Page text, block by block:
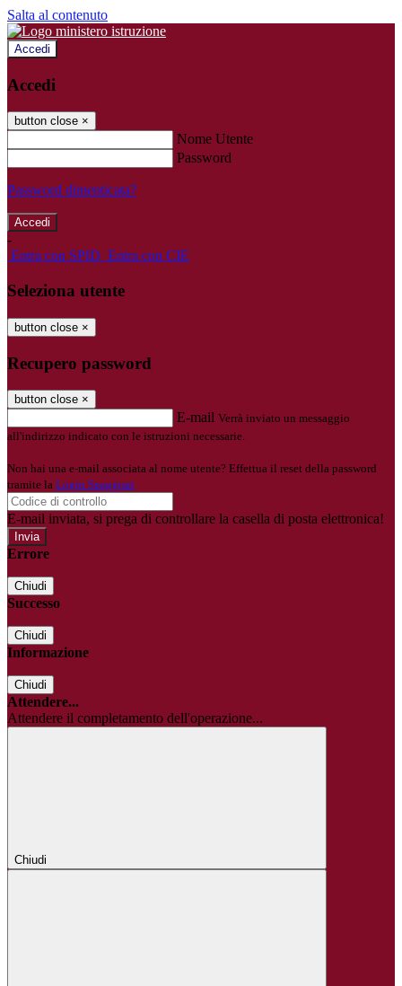
Salta al contenuto
Accedi
Accedi
button close ×
Nome Utente
Password
Password dimenticata?
-
Entra con SPID Entra con CIE
Seleziona utente
button close ×
Recupero password
button close ×
E-mail Verrà inviato un messaggio
all'indirizzo indicato con le istruzioni necessarie.
Non hai una e-mail associata al nome utente? Effettua il reset della password
tramite la Login Spaggiari
E-mail inviata, si prega di controllare la casella di posta elettronica!
Errore
Chiudi
Successo
Chiudi
Informazione
Chiudi
Attendere...
Attendere il completamento dell'operazione...
Chiudi